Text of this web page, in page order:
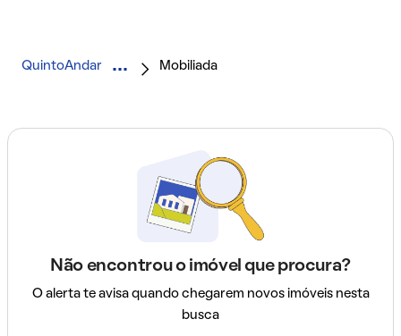
QuintoAndar Mobiliada
Não encontrou o imóvel que procura?
O alerta te avisa quando chegarem novos imóveis nesta
busca